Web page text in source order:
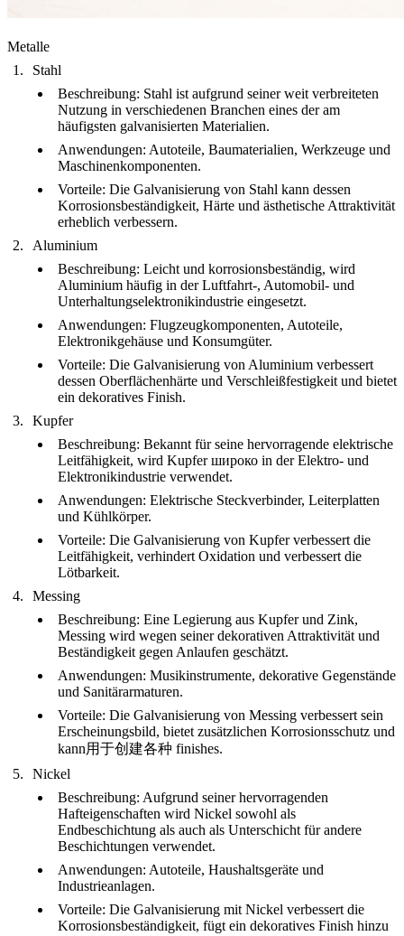
Metalle
Stahl
Beschreibung: Stahl ist aufgrund seiner weit verbreiteten
Nutzung in verschiedenen Branchen eines der am
häufigsten galvanisierten Materialien.
Anwendungen: Autoteile, Baumaterialien, Werkzeuge und
Maschinenkomponenten.
Vorteile: Die Galvanisierung von Stahl kann dessen
Korrosionsbeständigkeit, Härte und ästhetische Attraktivität
erheblich verbessern.
Aluminium
Beschreibung: Leicht und korrosionsbeständig, wird
Aluminium häufig in der Luftfahrt-, Automobil- und
Unterhaltungselektronikindustrie eingesetzt.
Anwendungen: Flugzeugkomponenten, Autoteile,
Elektronikgehäuse und Konsumgüter.
Vorteile: Die Galvanisierung von Aluminium verbessert
dessen Oberflächenhärte und Verschleißfestigkeit und bietet
ein dekoratives Finish.
Kupfer
Beschreibung: Bekannt für seine hervorragende elektrische
Leitfähigkeit, wird Kupfer широко in der Elektro- und
Elektronikindustrie verwendet.
Anwendungen: Elektrische Steckverbinder, Leiterplatten
und Kühlkörper.
Vorteile: Die Galvanisierung von Kupfer verbessert die
Leitfähigkeit, verhindert Oxidation und verbessert die
Lötbarkeit.
Messing
Beschreibung: Eine Legierung aus Kupfer und Zink,
Messing wird wegen seiner dekorativen Attraktivität und
Beständigkeit gegen Anlaufen geschätzt.
Anwendungen: Musikinstrumente, dekorative Gegenstände
und Sanitärarmaturen.
Vorteile: Die Galvanisierung von Messing verbessert sein
Erscheinungsbild, bietet zusätzlichen Korrosionsschutz und
kann用于创建各种 finishes.
Nickel
Beschreibung: Aufgrund seiner hervorragenden
Hafteigenschaften wird Nickel sowohl als
Endbeschichtung als auch als Unterschicht für andere
Beschichtungen verwendet.
Anwendungen: Autoteile, Haushaltsgeräte und
Industrieanlagen.
Vorteile: Die Galvanisierung mit Nickel verbessert die
Korrosionsbeständigkeit, fügt ein dekoratives Finish hinzu